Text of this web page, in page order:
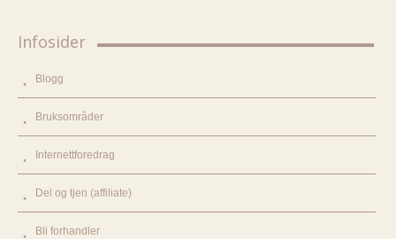
Infosider
Blogg
Bruksområder
Internettforedrag
Del og tjen (affiliate)
Bli forhandler